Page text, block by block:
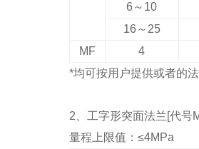
6 ～10
16 ～25
MF
4
*均可按用户提供或者的
2 、工字形突面法兰[代号
量程上限值：≤4MPa